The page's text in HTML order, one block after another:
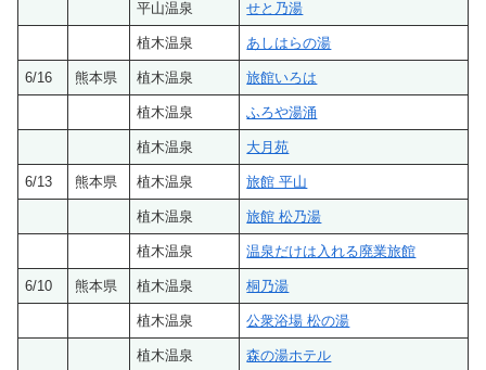
平山温泉 せと乃湯
植木温泉 あしはらの湯
6/16 熊本県 植木温泉 旅館いろは
植木温泉 ふろや湯涌
植木温泉 大月苑
6/13 熊本県 植木温泉 旅館 平山
植木温泉 旅館 松乃湯
植木温泉 温泉だけは入れる廃業旅館
6/10 熊本県 植木温泉 桐乃湯
植木温泉 公衆浴場 松の湯
植木温泉 森の湯ホテル